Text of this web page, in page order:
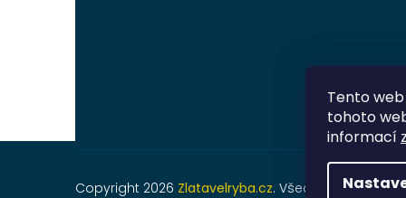
Tento
tohoto
informací
Copyright 2026 Zlatavelryba.cz. Všechna práva